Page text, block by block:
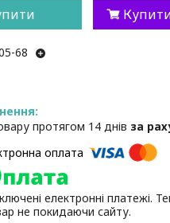
68
протягом 14 днів за
електронні платежі.
не покидаючи сайту.